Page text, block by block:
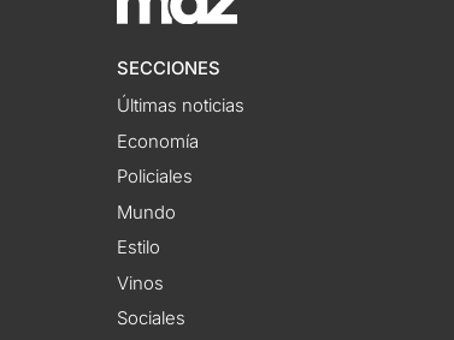
SECCIONES
Últimas noticias
Economía
Policiales
Mundo
Estilo
Vinos
Sociales